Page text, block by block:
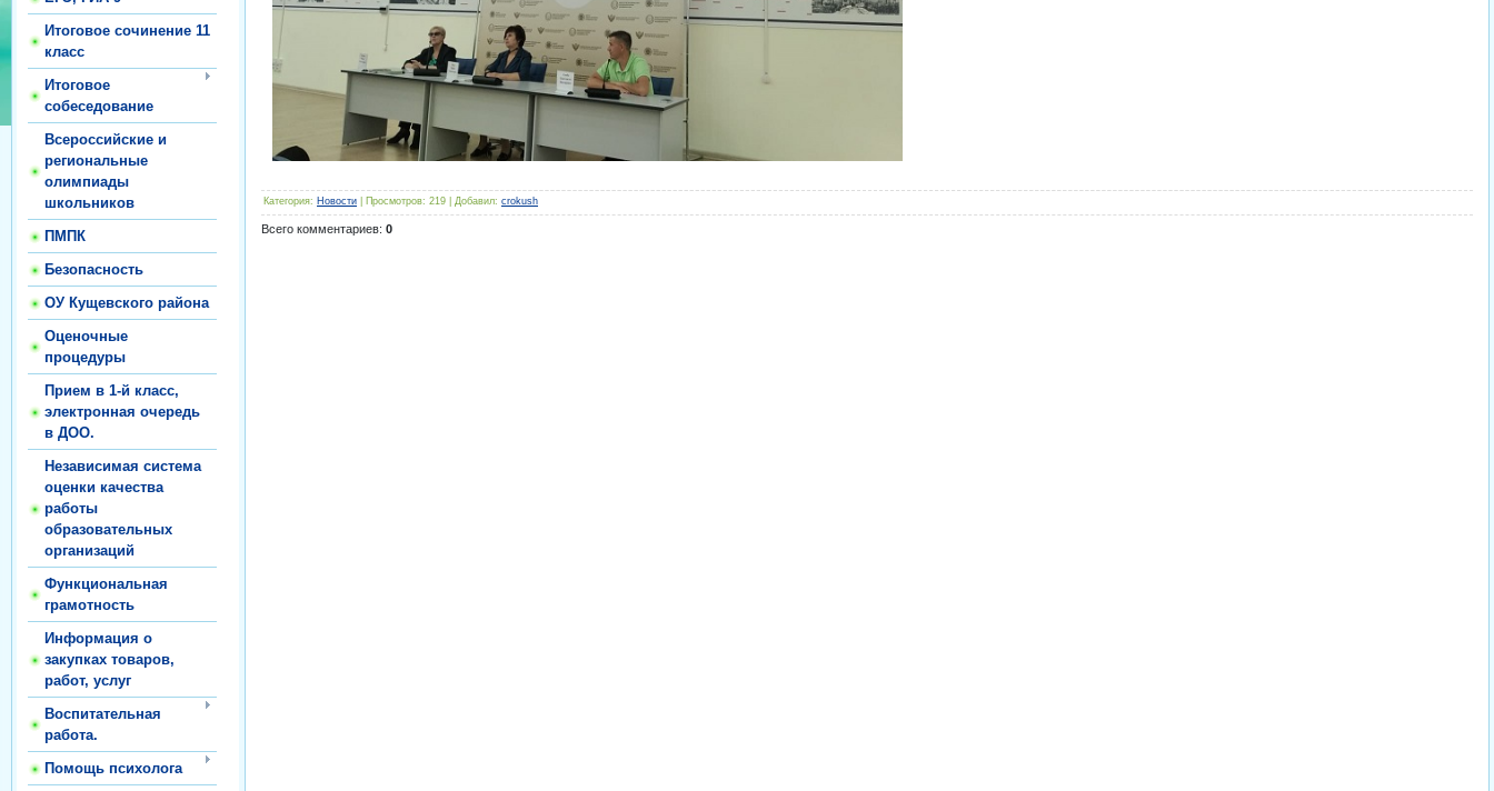
Итоговое сочинение 11
класс
Итоговое
собеседование
Всероссийские и
региональные
олимпиады
школьников
ПМПК
Безопасность
ОУ Кущевского района
Оценочные
процедуры
Прием в 1-й класс,
электронная очередь
в ДОО.
Независимая система
оценки качества
работы
образовательных
организаций
Функциональная
грамотность
Информация о
закупках товаров,
работ, услуг
Воспитательная
работа.
Помощь психолога
Категория: Новости Просмотров: 219 Добавил: crokush
Всего комментариев: 0